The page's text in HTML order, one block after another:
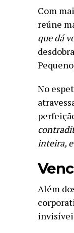
Com
reúne
que dá
No
inteira, e
Além